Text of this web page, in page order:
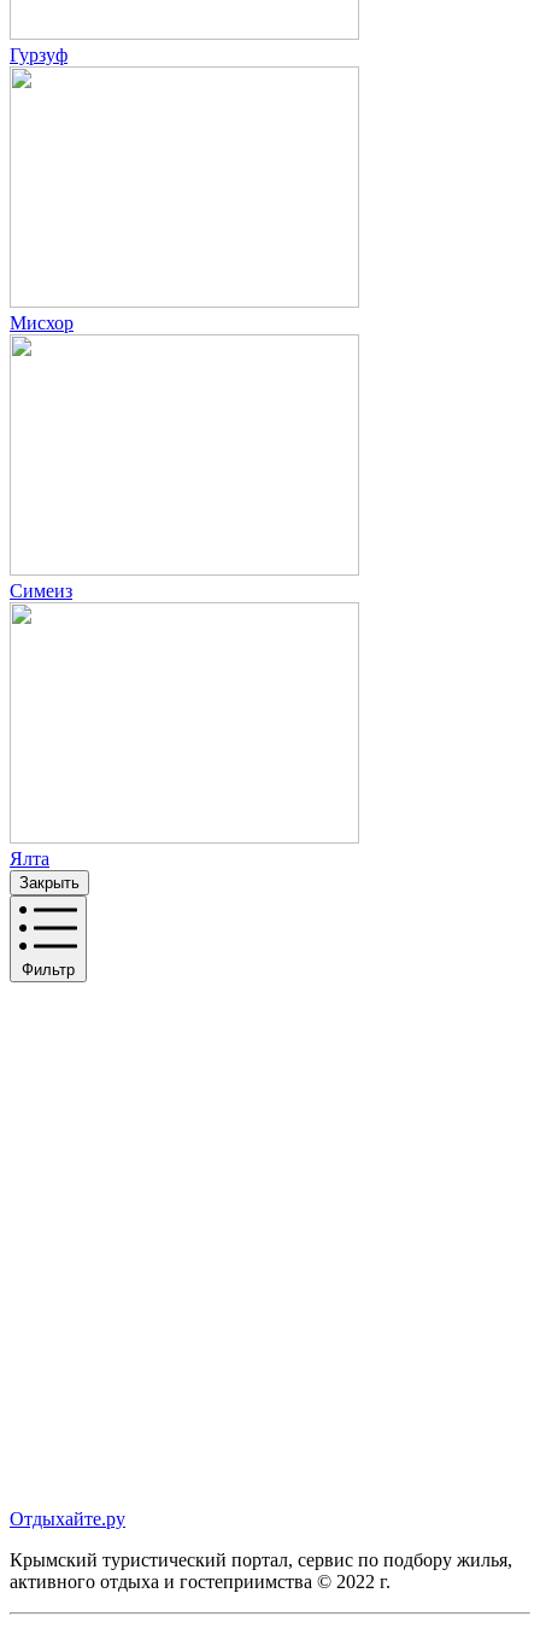
Гурзуф
Мисхор
Симеиз
Ялта
Закрыть
Фильтр
Отдыхайте.ру
Крымский туристический портал, сервис по подбору жилья,
активного отдыха и гостеприимства © 2022 г.